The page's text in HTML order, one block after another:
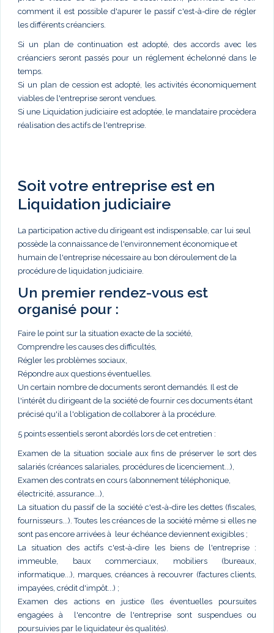
comment il est possible d'apurer le passif c'est-à-dire de régler
les différents créanciers.
Si un plan de continuation est adopté, des accords avec les
créanciers seront passés pour un réglement échelonné dans le
temps.
Si un plan de cession est adopté, les activités économiquement
viables de l'entreprise seront vendues.
Si une Liquidation judiciaire est adoptée, le mandataire procèdera
réalisation des actifs de l'entreprise.
Soit votre entreprise est en
Liquidation judiciaire
La participation active du dirigeant est indispensable, car lui seul
possède la connaissance de l'environnement économique et
humain de l'entreprise nécessaire au bon déroulement de la
procédure de liquidation judiciaire.
Un premier rendez-vous est
organisé pour :
Faire le point sur la situation exacte de la société,
Comprendre les causes des difficultés,
Régler les problèmes sociaux,
Répondre aux questions éventuelles.
Un certain nombre de documents seront demandés. Il est de
l'intérêt du dirigeant de la société de fournir ces documents étant
précisé qu'il a l'obligation de collaborer à la procédure.
5 points essentiels seront abordés lors de cet entretien :
Examen de la situation sociale aux fins de préserver le sort des
salariés (créances salariales, procédures de licenciement...),
Examen des contrats en cours (abonnement téléphonique,
électricité, assurance...),
La situation du passif de la société c'est-à-dire les dettes (fiscales,
fournisseurs...). Toutes les créances de la société même si elles ne
sont pas encore arrivées à leur échéance deviennent exigibles ;
La situation des actifs c'est-à-dire les biens de l'entreprise :
immeuble, baux commerciaux, mobiliers (bureaux,
informatique...), marques, créances à recouvrer (factures clients,
impayées, crédit d'impôt...) ;
Examen des actions en justice (les éventuelles poursuites
engagées à l'encontre de l'entreprise sont suspendues ou
poursuivies par le liquidateur ès qualités).